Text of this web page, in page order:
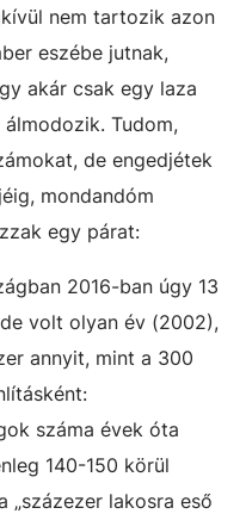
nem tartozik azon
eszébe jutnak,
akár csak egy laza
Tudom,
de engedjétek
mondandóm
egy párat:
2016-ban úgy 13
volt olyan év (2002),
annyit, mint a 300
száma évek óta
140-150 körül
„százezer lakosra eső